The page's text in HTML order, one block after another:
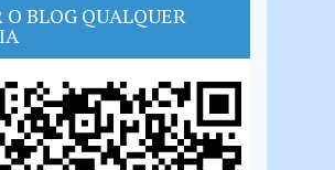
O BLOG QUALQUER